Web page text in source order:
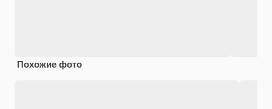
Похожие фото